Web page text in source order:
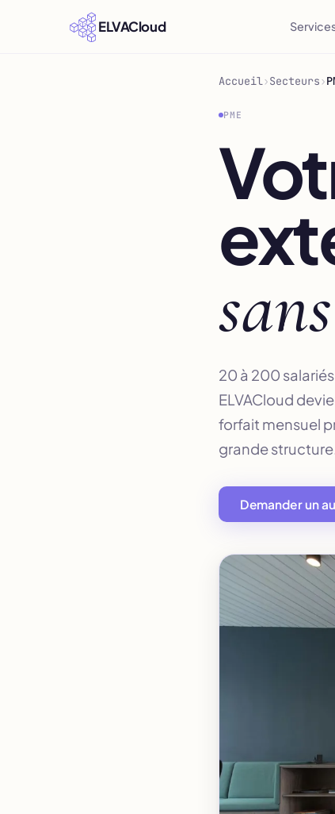
ELVACloud
Accueil›Secteurs›
PME
20 à 200
ELVACloud
forfait mensuel
grande
Demander un